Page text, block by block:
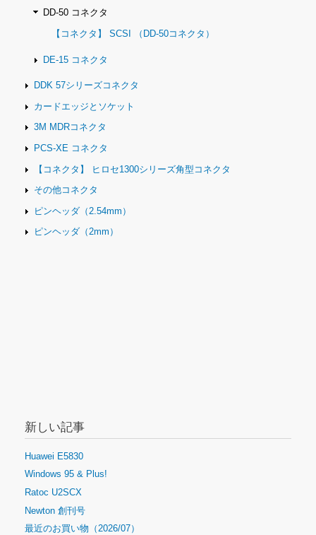
DD-50 コネクタ
【コネクタ】 SCSI （DD-50コネクタ）
DE-15 コネクタ
DDK 57シリーズコネクタ
カードエッジとソケット
3M MDRコネクタ
PCS-XE コネクタ
【コネクタ】 ヒロセ1300シリーズ角型コネクタ
その他コネクタ
ピンヘッダ（2.54mm）
ピンヘッダ（2mm）
新しい記事
Huawei E5830
Windows 95 & Plus!
Ratoc U2SCX
Newton 創刊号
最近のお買い物（2026/07）